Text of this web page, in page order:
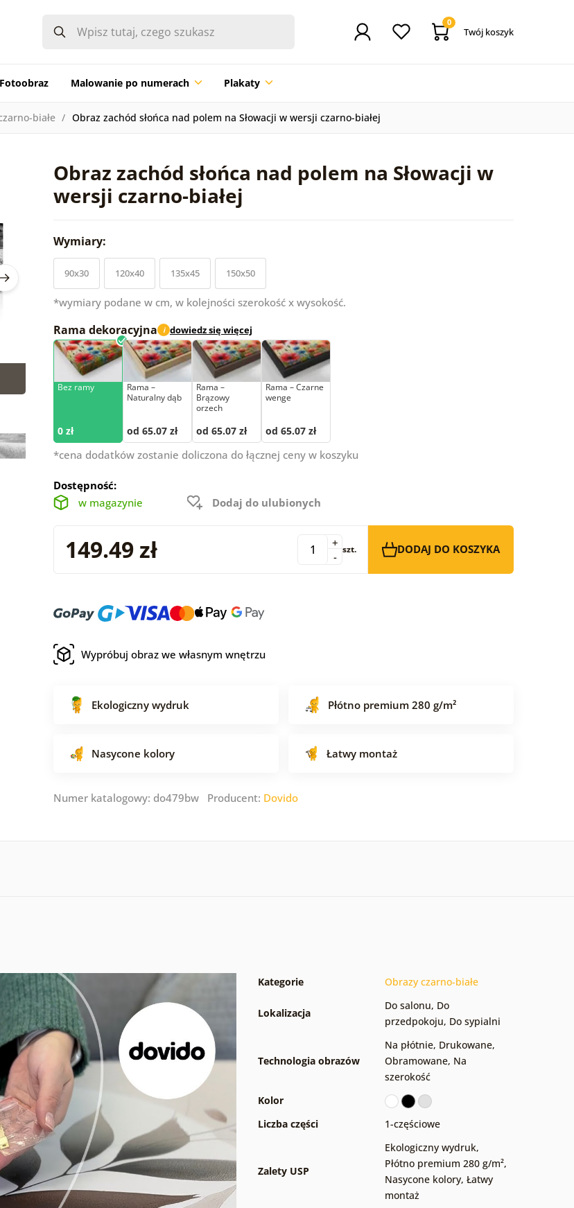
0
Twój koszyk
Malowanie po numerach Plakaty
białe Obraz zachód słońca nad polem na Słowacji w wersji czarno-białej
Obraz zachód słońca nad polem na Słowacji w
wersji czarno-białej
Wymiary:
90x30 120x40 135x45 150x50
*wymiary podane w cm, w kolejności szerokość x wysokość.
Rama dekoracyjna i dowiedz się więcej
Bez ramy
0 zł
Rama –
Naturalny dąb
od 65.07 zł
Rama –
Brązowy
orzech
od 65.07 zł
Rama – Czarne
wenge
od 65.07 zł
*cena dodatków zostanie doliczona do łącznej ceny w koszyku
Dostępność:
w magazynie
Dodaj do ulubionych
149.49 zł -
+ szt. DODAJ DO KOSZYKA
Wypróbuj obraz we własnym wnętrzu
Ekologiczny wydruk Płótno premium 280 g/m²
Nasycone kolory Łatwy montaż
Numer katalogowy: do479bw Producent: Dovido
Kategorie Obrazy czarno-białe
Lokalizacja
Do salonu, Do
przedpokoju, Do sypialni
Technologia obrazów
Na płótnie, Drukowane,
Obramowane, Na
szerokość
Kolor
Liczba części
1-częściowe
Zalety USP
Ekologiczny wydruk,
Płótno premium 280 g/m²,
Nasycone kolory, Łatwy
montaż